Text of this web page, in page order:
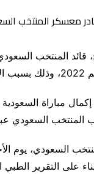
قائد المنتخب
مباراة
المنتخب السعودي
السعودي، يوم
على التقرير